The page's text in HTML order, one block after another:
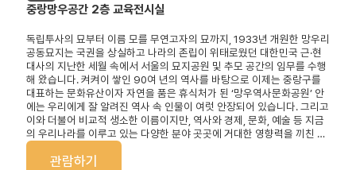
중랑망우공간 2층 교육전시실
독립투사의 묘부터 이름 모를 무연고자의 묘까지, 1933년 개원한 망우리
공동묘지는 국권을 상실하고 나라의 존립이 위태로웠던 대한민국 근·현
대사의 지난한 세월 속에서 서울의 묘지공원 및 추모 공간의 임무를 수행
해 왔습니다. 켜켜이 쌓인 90여 년의 역사를 바탕으로 이제는 중랑구를
대표하는 문화유산이자 자연을 품은 휴식처가 된 ‘망우역사문화공원’ 안
에는 우리에게 잘 알려진 역사 속 인물이 여럿 안장되어 있습니다. 그리고
이와 더불어 비교적 생소한 이름이지만, 역사와 경제, 문화, 예술 등 지금
의 우리나라를 이루고 있는 다양한 분야 곳곳에 거대한 영향력을 끼친 인
물들도 함께 잠들어 계십니다. 2025년 중랑망우공간 하반기 기획전
《모던감각: 망우의 예술가들》은 오늘날 한국의 문화예술이 세계를 물들
관람하기